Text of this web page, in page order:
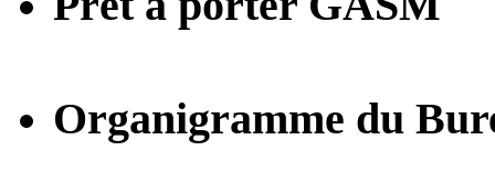
Organigramme du